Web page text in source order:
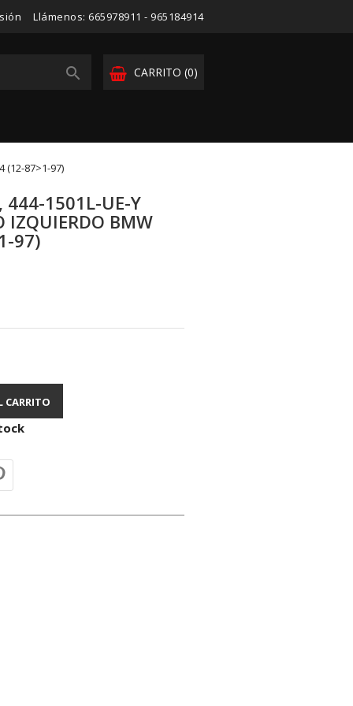
Llámenos: 665978911 - 965184914
CARRITO (0)

(12-87>1-97)
444-1501L-UE-Y
IZQUIERDO BMW
97)
CARRITO